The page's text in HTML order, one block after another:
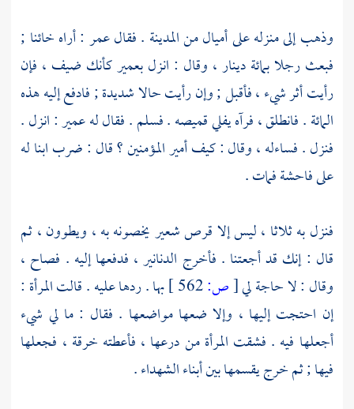
وذهب إلى منزله على أميال منالمدينة . فقالعمر : أراه خائنا ;
فبعث رجلا بمائة دينار ، وقال : انزلبعميركأنك ضيف ، فإن
رأيت أثر شيء ، فأقبل ; وإن رأيت حالا شديدة ; فادفع إليه هذه
المائة . فانطلق ، فرآه يفلي قميصه . فسلم . فقال لهعمير: انزل .
فنزل . فساءله ، وقال : كيف أمير المؤمنين ؟ قال : ضرب ابنا له
على فاحشة فمات .
فنزل به ثلاثا ، ليس إلا قرص شعير يخصونه به ، ويطوون ، ثم
قال : إنك قد أجعتنا . فأخرج الدنانير ، فدفعها إليه . فصاح ،
وقال : لا حاجة لي[ص:
بها . ردها عليه . قالت المرأة :
إن احتجت إليها ، وإلا ضعها مواضعها . فقال : ما لي شيء
أجعلها فيه . فشقت المرأة من درعها ، فأعطته خرقة ، فجعلها
فيها ; ثم خرج يقسمها بين أبناء الشهداء .